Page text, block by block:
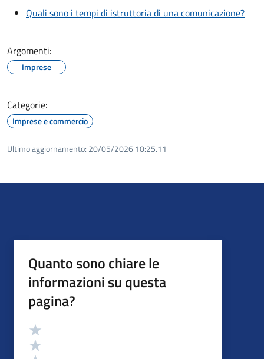
Quali sono i tempi di istruttoria di una comunicazione?
Argomenti:
Imprese
Categorie:
Imprese e commercio
Ultimo aggiornamento: 20/05/2026 10:25.11
Quanto sono chiare le
informazioni su questa
pagina?
Valutazione